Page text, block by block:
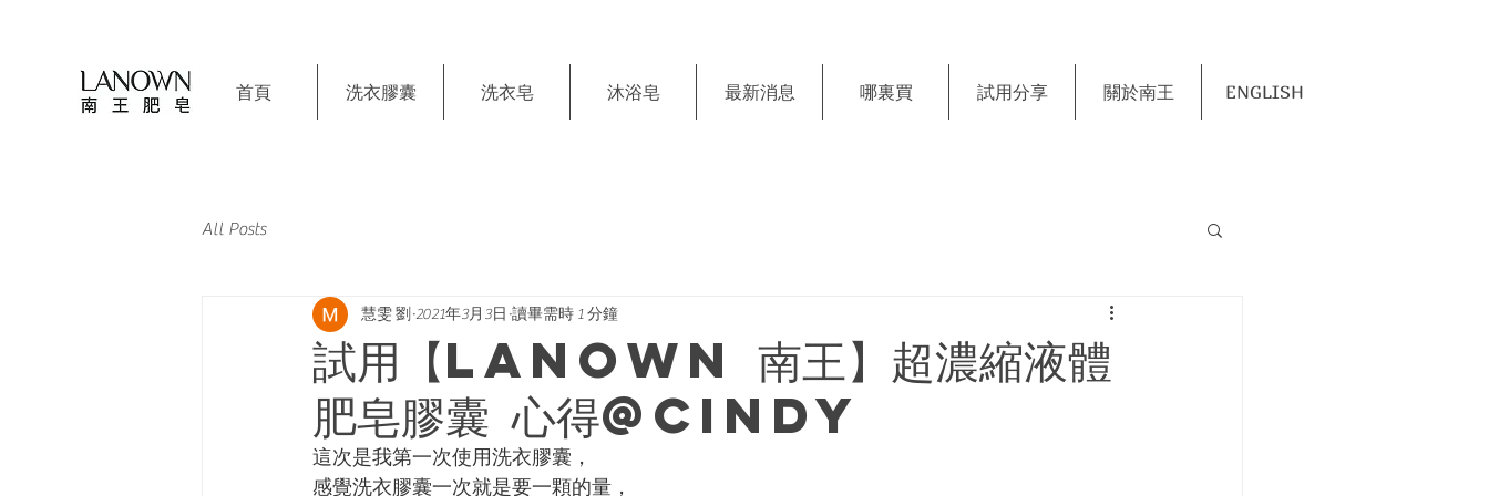
首頁 洗衣膠囊 洗衣皂 沐浴皂 最新消息 哪裏買 試用分享 關於南王 ENGLISH
All Posts
試用【Lanown 南王】超濃縮液體
肥皂膠囊 心得@cindy
慧雯 劉 2021年3月3日 讀畢需時 1 分鐘
這次是我第一次使用洗衣膠囊，
感覺洗衣膠囊一次就是要一顆的量，